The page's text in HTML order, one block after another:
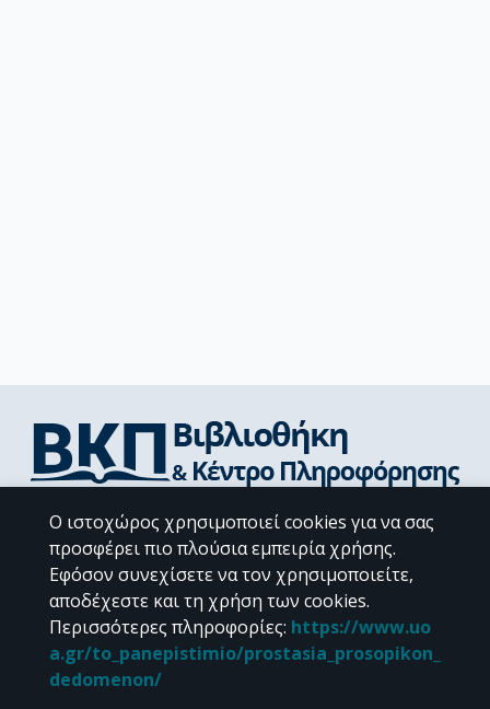
Διεύθυνση Βιβλιοθήκης & Κέντρου Πληροφόρησης
Βιβλιοθήκες Σχολών του ΕΚΠΑ
Υπολογιστικό Κέντρο Βιβλιοθηκών
Επικοινωνία / Helpdesk
Ο ιστοχώρος χρησιμοποιεί cookies για να σας
προσφέρει πιο πλούσια εμπειρία χρήσης.
Εφόσον συνεχίσετε να τον χρησιμοποιείτε,
αποδέχεστε και τη χρήση των cookies.
Περισσότερες πληροφορίες: https://www.uo
a.gr/to_panepistimio/prostasia_prosopikon_
dedomenon/